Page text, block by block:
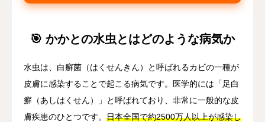
🎯 かかとの水虫とはどのような病気か
水虫は、白癬菌（はくせんきん）と呼ばれるカビの一種が
皮膚に感染することで起こる病気です。医学的には「足白
癬（あしはくせん）」と呼ばれており、非常に一般的な皮
膚疾患のひとつです。 日本全国で約2500万人以上が感染し